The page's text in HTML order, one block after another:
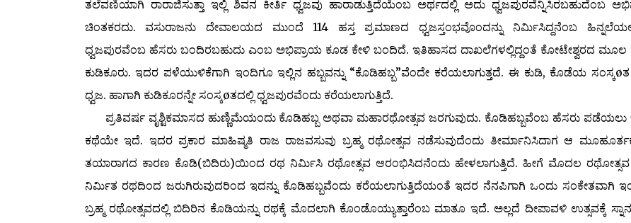
ತಲೆವಣಿಯಾಗಿ ರಾರಾಜಿಸುತ್ತಾ ಇಲ್ಲಿ ಶಿವನ ಕೀರ್ತಿ ಧ್ವಜವು ಹಾರಾಡುತ್ತಿದೆಯೆಂಬ ಅರ್ಥದಲ್ಲಿ ಅದು ಧ್ವಜಪುರವೆನ್ನಿಸಿರಬಹುದೆಂಬ
ಚಿಂತಕರದು. ವಸುರಾಜನು ದೇವಾಲಯದ ಮುಂದೆ 114 ಹಸ್ತ ಪ್ರಮಾಣದ ಧ್ವಜಸ್ತಂಭವೊಂದನ್ನು ನಿರ್ಮಿಸಿದ್ದನೆಂಬ
ಧ್ವಜಪುರವೆಂಬ ಹೆಸರು ಬಂದಿರಬಹುದು ಎಂಬ ಅಭಿಪ್ರಾಯ ಕೂಡ ಕೇಳಿ ಬಂದಿದೆ. ಇತಿಹಾಸದ ದಾಖಲೆಗಳಲ್ಲಿದ್ದಂತೆ ಕೋಟೇಶ್ವರದ ಮೂಲ
ಕುಡಿಕೂರು. ಇದರ ಪಳೆಯುಳಿಕೆಗಾಗಿ ಇಂದಿಗೂ ಇಲ್ಲಿನ ಹಬ್ಬವನ್ನು “ಕೊಡಿಹಬ್ಬ”ವೆಂದೇ ಕರೆಯಲಾಗುತ್ತದೆ. ಈ ಕುಡಿ, ಕೊಡೆಯ
ಧ್ವಜ. ಹಾಗಾಗಿ ಕುಡಿಕೂರನ್ನೇ ಸಂಸ್ಕøತದಲ್ಲಿ ಧ್ವಜಪುರವೆಂದು ಕರೆಯಲಾಗುತ್ತಿದೆ.
ಪ್ರತಿವರ್ಷ ವೃಶ್ಟಿಕಮಾಸದ ಹುಣ್ಣಿಮೆಯಂದು ಕೊಡಿಹಬ್ಬ ಅಥವಾ ಮಹಾರಥೋತ್ಸವ ಜರಗುವುದು. ಕೊಡಿಹಬ್ಬವೆಂಬ ಹೆಸರು ಪಡೆಯಲು
ಕಥೆಯೇ ಇದೆ. ಇದರ ಪ್ರಕಾರ ಮಾಹಿಷ್ಮತಿ ರಾಜ ರಾಜವಸುವು ಬ್ರಹ್ಮ ರಥೋತ್ಸವ ನಡೆಸುವುದೆಂದು ತೀರ್ಮಾನಿಸಿದಾಗ ಆ
ತಯಾರಾಗದ ಕಾರಣ ಕೊಡಿ(ಬಿದಿರು)ಯಿಂದ ರಥ ನಿರ್ಮಿಸಿ ರಥೋತ್ಸವ ಆರಂಭಿಸಿದನೆಂದು ಹೇಳಲಾಗುತ್ತಿದೆ. ಹೀಗೆ ಮೊದಲ
ನಿರ್ಮಿತ ರಥದಿಂದ ಜರುಗಿರುವುದರಿಂದ ಇದನ್ನು ಕೊಡಿಹಬ್ಬವೆಂದು ಕರೆಯಲಾಗುತ್ತಿದೆಯಂತೆ ಇದರ ನೆನಪಿಗಾಗಿ ಒಂದು ಸಂಕೇತವಾಗಿ
ಬ್ರಹ್ಮ ರಥೋತ್ಸವದಲ್ಲಿ ಬಿದಿರಿನ ಕೊಡಿಯನ್ನು ರಥಕ್ಕೆ ಮೊದಲಾಗಿ ಕೊಂಡೊಯ್ಯುತ್ತಾರೆಂಬ ಮಾತೂ ಇದೆ. ಅಲ್ಲದೆ ದೀಪಾವಳಿ ಉತ್ಸವಕ್ಕೆ